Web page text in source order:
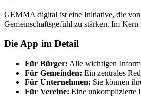
GEMMA digital ist eine Initiative, die
Gemeinschaftsgefühl zu stärken. Im
Die App im Detail
Für Bürger: Alle wichtigen
Für Gemeinden: Ein zentrales
Für Unternehmen: Sie können
Für Vereine: Eine unkomplizierte